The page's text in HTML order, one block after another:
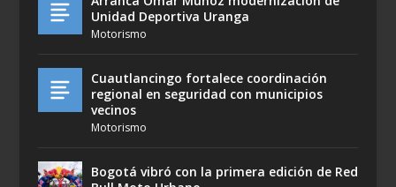
Unidad Deportiva Uranga
Motorismo
Cuautlancingo fortalece coordinación
regional en seguridad con municipios
vecinos
Motorismo
Bogotá vibró con la primera edición de Red